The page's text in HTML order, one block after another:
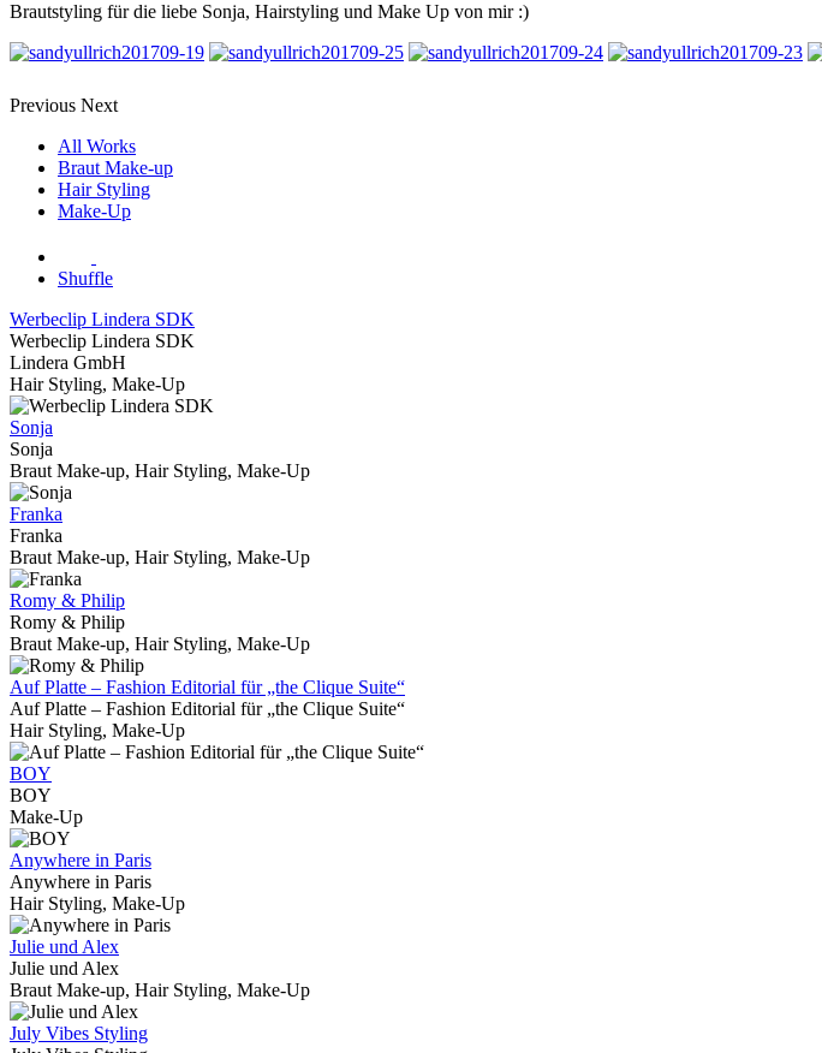
Brautstyling für die liebe Sonja, Hairstyling und Make Up von mir :)
Previous Next
All Works
Braut Make-up
Hair Styling
Make-Up
Shuffle
Werbeclip Lindera SDK
Werbeclip Lindera SDK
Lindera GmbH
Hair Styling, Make-Up
Sonja
Sonja
Braut Make-up, Hair Styling, Make-Up
Franka
Franka
Braut Make-up, Hair Styling, Make-Up
Romy & Philip
Romy & Philip
Braut Make-up, Hair Styling, Make-Up
Auf Platte – Fashion Editorial für „the Clique Suite“
Auf Platte – Fashion Editorial für „the Clique Suite“
Hair Styling, Make-Up
BOY
BOY
Make-Up
Anywhere in Paris
Anywhere in Paris
Hair Styling, Make-Up
Julie und Alex
Julie und Alex
Braut Make-up, Hair Styling, Make-Up
July Vibes Styling